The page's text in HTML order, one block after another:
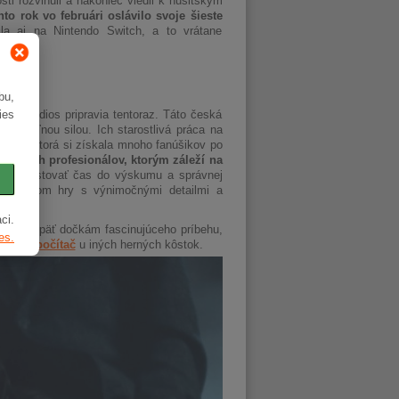
rok vo februári oslávilo svoje šieste
aj na Nintendo Switch, a to vrátane
Studios pripravia tentoraz. Táto česká
silou. Ich starostlivá práca na
hru, ktorá si získala mnoho fanúšikov po
profesionálov, ktorým záleží na
investovať čas do výskumu a správnej
hráčom hry s výnimočnými detailmi a
sa opäť dočkám fascinujúceho príbehu,
herný počítaču iných herných kôstok.